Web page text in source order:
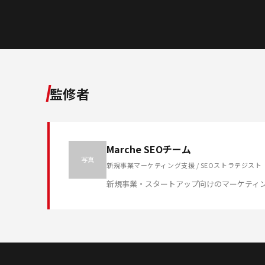
監修者
写真
Marche SEOチーム
新規事業マーケティング支援 / SEOストラテジスト
新規事業・スタートアップ向けのマーケティ